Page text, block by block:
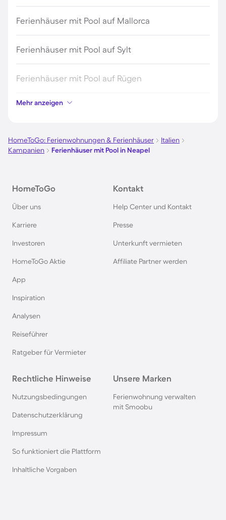
Ferienhäuser mit Pool auf Mallorca
Ferienhäuser mit Pool auf Sylt
Ferienhäuser mit Pool auf Rügen
Ferienhäuser mit Pool am Gardasee
Ferienhäuser mit Pool an der Nordsee
Ferienhäuser mit Pool im Allgäu
Ferienhäuser mit Pool auf Fehmarn
Ferienhäuser mit Pool in Büsum
Ferienhäuser mit Pool in Berlin
Ferienhäuser mit Pool auf Texel
Ferienhäuser mit Pool in Oberstdorf
Mehr anzeigen
HomeToGo: Ferienwohnungen & Ferienhäuser
Italien
Kampanien
Ferienhäuser mit Pool in Neapel
HomeToGo
Über uns
Karriere
Investoren
HomeToGo Aktie
App
Inspiration
Analysen
Reiseführer
Ratgeber für Vermieter
Kontakt
Help Center und Kontakt
Presse
Unterkunft vermieten
Affiliate Partner werden
Rechtliche Hinweise
Nutzungsbedingungen
Datenschutzerklärung
Impressum
So funktioniert die Plattform
Inhaltliche Vorgaben
Unsere Marken
Ferienwohnung verwalten
mit Smoobu